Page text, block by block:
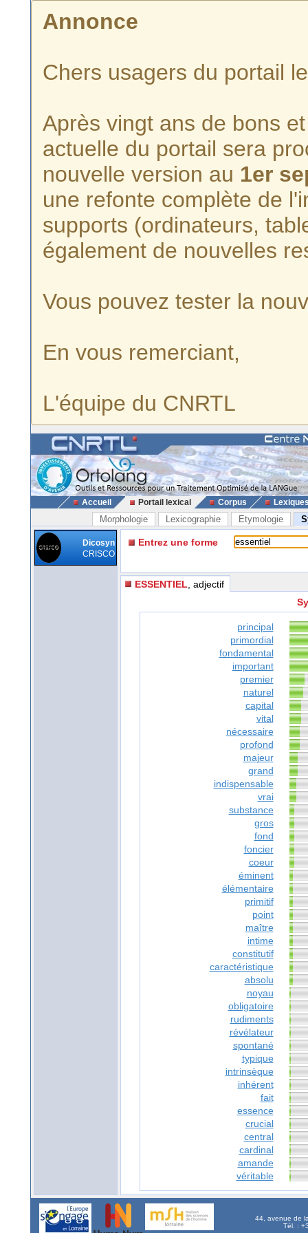
Annonce
Chers usagers du portail
Après vingt ans de bons
actuelle du portail sera
nouvelle version au 1er
une refonte complète de
supports (ordinateurs,
également de nouvelles
Vous pouvez tester la
En vous remerciant,
L'équipe du CNRTL
Accueil Portail lexical Corpus
Morphologie Lexicographie Etymologie
Dicosyn
CRISCO
Entrez une forme
ESSENTIEL , adjectif
principal
primordial
fondamental
important
premier
naturel
capital
vital
nécessaire
profond
majeur
grand
indispensable
vrai
substance
gros
fond
foncier
coeur
éminent
élémentaire
primitif
point
maître
intime
constitutif
caractéristique
absolu
noyau
obligatoire
rudiments
révélateur
spontané
typique
intrinsèque
inhérent
fait
essence
crucial
central
cardinal
amande
véritable
44, avenue de
Tél. :